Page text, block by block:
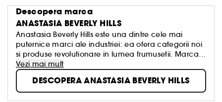
Descopera marca
ANASTASIA BEVERLY HILLS
Anastasia Beverly Hills este una dintre cele mai
puternice marci ale industriei: ea ofera categorii noi
si produse revolutionare in lumea frumusetii. Marca
este cunoscuta pentru formulele sale pentru
definirea sprancenelor, conturarea ochilor si pentru
paletele create pentru modelarea si evidentierea
trasaturilor fetei.
Vezi mai mult
DESCOPERA ANASTASIA BEVERLY HILLS